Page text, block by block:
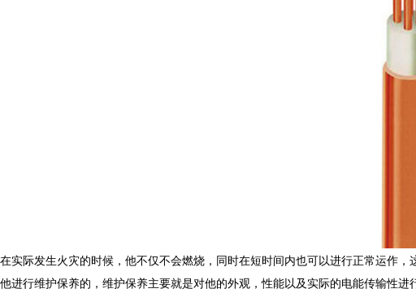
在实际发生火灾的时候，他不仅不会燃烧，同时在短时间内也可以进行正常运作
他进行维护保养的，维护保养主要就是对他的外观，性能以及实际的电能传输性